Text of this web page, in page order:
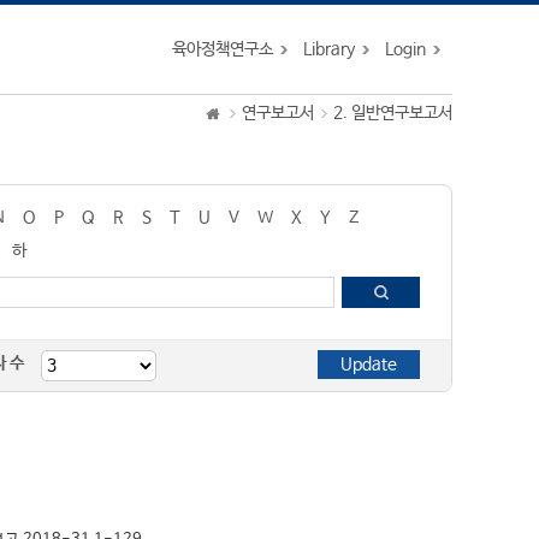
육아정책연구소 Library Login
연구보고서 2. 일반연구보고서
O P Q R S T U V W X Y
Z
하
수